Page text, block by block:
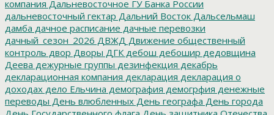
компания Дальневосточное ГУ Банка России
дальневосточный гектар Дальний Восток Дальсельмаш
дамба дачное расписание дачные перевозки
дачный_сезон_2026 ДВЖД Движение общественный
контроль двор Дворы ДГК дебош дебошир дедовщина
Деева дежурные группы дезинфекция декабрь
декларационная компания декларация декларация о
доходах дело Ельчина демография демогрфия денежные
переводы День влюбленных День географа День города